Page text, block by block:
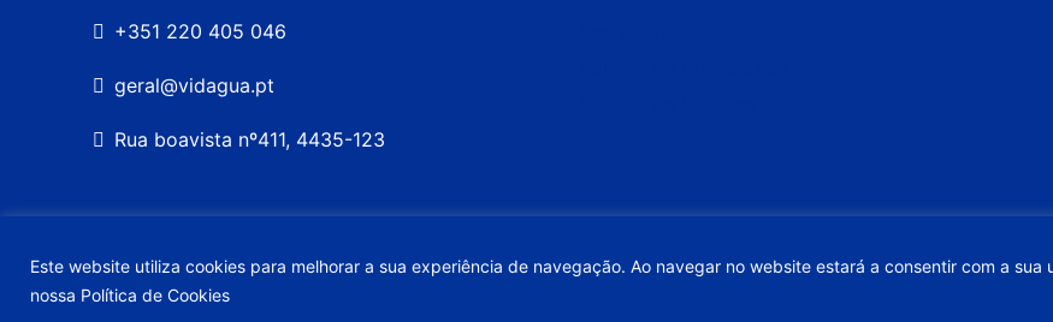
Este website utiliza cookies para melhorar a sua experiência de navegação. Ao navegar no website estará a consentir com a sua
nossa Política de Cookies
+351 220 405 046
geral@vidagua.pt
Rua boavista nº411, 4435-123
© 2023 Vidagua. Todos os direitos reservados.